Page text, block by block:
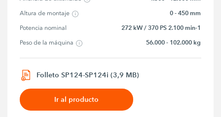
Altura de montaje 0 - 450 mm
Potencia nominal 272 kW / 370 PS 2.100 min-1
Peso de la máquina 56.000 - 102.000 kg
Folleto SP124-SP124i (3,9 MB)
Ir al producto